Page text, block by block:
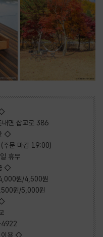
내면 삽교로 386
◇
문 마감 19:00)
휴무
◇
원/4,500원
원/5,000원
이용 ◇